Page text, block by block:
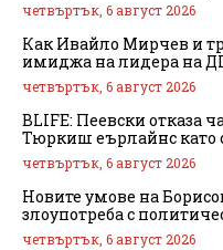
четвъртък, 6 август 2026
Как Ивайло Мирчев и
имиджа на лидера на
четвъртък, 6 август 2026
BLIFE: Пеевски отказа
Тюркиш еърлайнс като
четвъртък, 6 август 2026
Новите умове на
злоупотреба с
четвъртък, 6 август 2026